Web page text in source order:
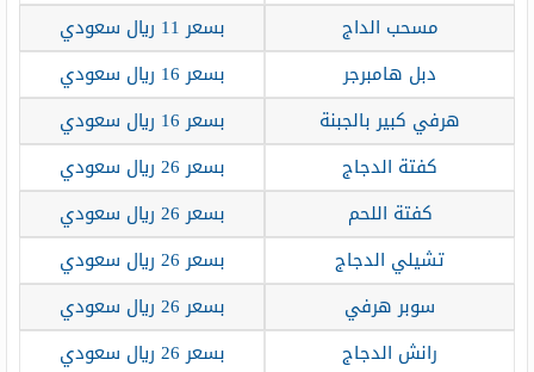
مسحب الداج
بسعر 11 ريال سعودي
دبل هامبرجر
بسعر 16 ريال سعودي
هرفي كبير بالجبنة
بسعر 16 ريال سعودي
كفتة الدجاج
بسعر 26 ريال سعودي
كفتة اللحم
بسعر 26 ريال سعودي
تشيلي الدجاج
بسعر 26 ريال سعودي
سوبر هرفي
بسعر 26 ريال سعودي
رانش الدجاج
بسعر 26 ريال سعودي